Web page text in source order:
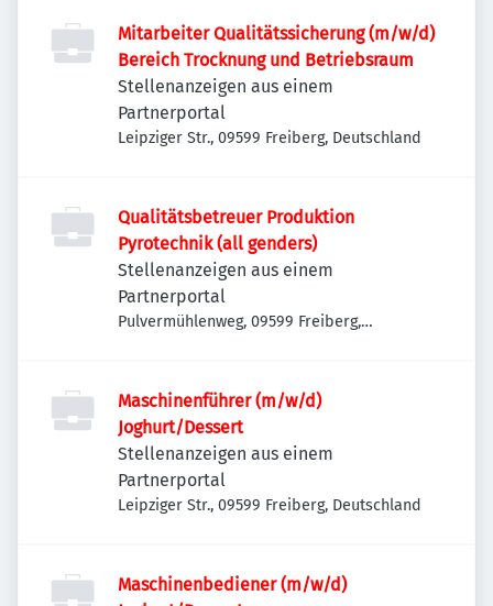
Mitarbeiter Qualitätssicherung (m/w/d)
Bereich Trocknung und Betriebsraum
Stellenanzeigen aus einem
Partnerportal
Leipziger Str., 09599 Freiberg, Deutschland
Qualitätsbetreuer Produktion
Pyrotechnik (all genders)
Stellenanzeigen aus einem
Partnerportal
Pulvermühlenweg, 09599 Freiberg,
Maschinenführer (m/w/d)
Joghurt/Dessert
Stellenanzeigen aus einem
Partnerportal
Leipziger Str., 09599 Freiberg, Deutschland
Maschinenbediener (m/w/d)